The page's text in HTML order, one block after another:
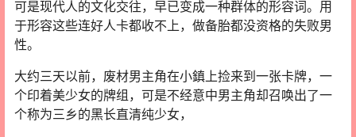
可是现代人的文化交往，早已变成一种群体的形容词。用
于形容这些连好人卡都收不上，做备胎都没资格的失败男
性。
大约三天以前，废材男主角在小鎮上捡来到一张卡牌，一
个印着美少女的牌组，可是不经意中男主角却召唤出了一
个称为三乡的黑长直清纯少女，